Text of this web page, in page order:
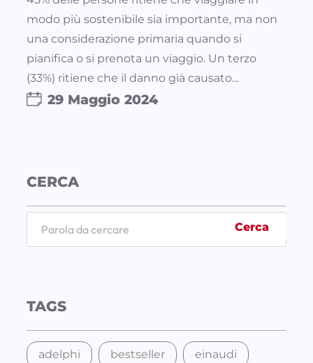
modo più sostenibile sia importante, ma non
una considerazione primaria quando si
pianifica o si prenota un viaggio. Un terzo
(33%) ritiene che il danno già causato…
29 Maggio 2024
CERCA
c
Cerca
TAGS
adelphi bestseller einaudi